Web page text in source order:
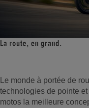
La route, en grand.
Le monde à portée de
technologies de pointe
motos la meilleure